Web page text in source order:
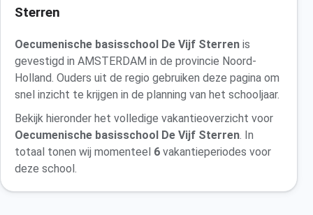
Sterren
Oecumenische basisschool De Vijf Sterren is
gevestigd in AMSTERDAM in de provincie Noord-
Holland. Ouders uit de regio gebruiken deze pagina om
snel inzicht te krijgen in de planning van het schooljaar.
Bekijk hieronder het volledige vakantieoverzicht voor
Oecumenische basisschool De Vijf Sterren. In
totaal tonen wij momenteel 6 vakantieperiodes voor
deze school.